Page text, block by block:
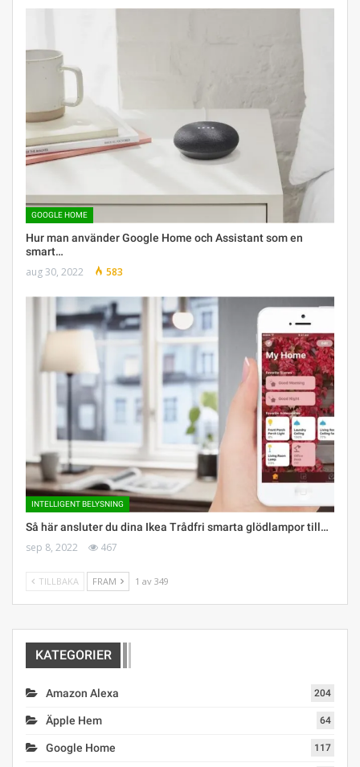
GOOGLE HOME
Hur man använder Google Home och Assistant som en
smart…
aug 30, 2022 583
INTELLIGENT BELYSNING
Så här ansluter du dina Ikea Trådfri smarta glödlampor till…
sep 8, 2022 467
TILLBAKA FRAM 1 av 349
KATEGORIER
Amazon Alexa 204
Äpple Hem 64
Google Home 117